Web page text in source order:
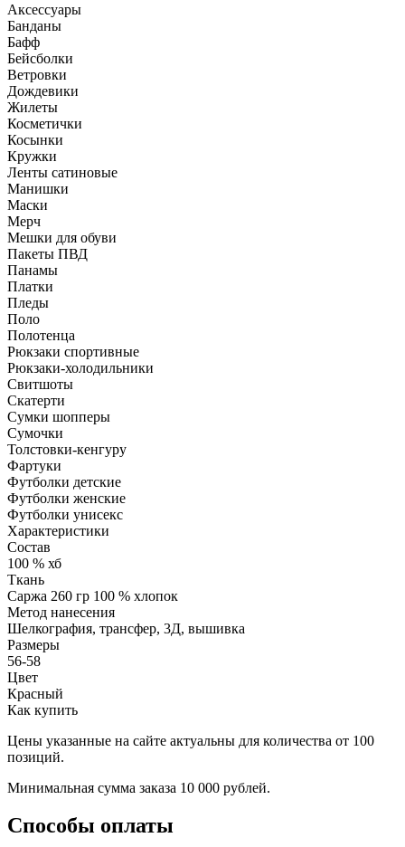
Аксессуары
Банданы
Бафф
Бейсболки
Ветровки
Дождевики
Жилеты
Косметички
Косынки
Кружки
Ленты сатиновые
Манишки
Маски
Мерч
Мешки для обуви
Пакеты ПВД
Панамы
Платки
Пледы
Поло
Полотенца
Рюкзаки спортивные
Рюкзаки-холодильники
Свитшоты
Скатерти
Сумки шопперы
Сумочки
Толстовки-кенгуру
Фартуки
Футболки детские
Футболки женские
Футболки унисекс
Характеристики
Состав
100 % хб
Ткань
Саржа 260 гр 100 % хлопок
Метод нанесения
Шелкография, трансфер, 3Д, вышивка
Размеры
56-58
Цвет
Красный
Как купить
Цены указанные на сайте актуальны для количества от 100
позиций.
Минимальная сумма заказа 10 000 рублей.
Способы оплаты